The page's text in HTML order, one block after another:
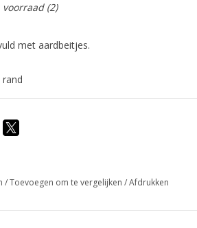
voorraad(2)
met aardbeitjes.
/Toevoegen om te vergelijken /Afdrukken